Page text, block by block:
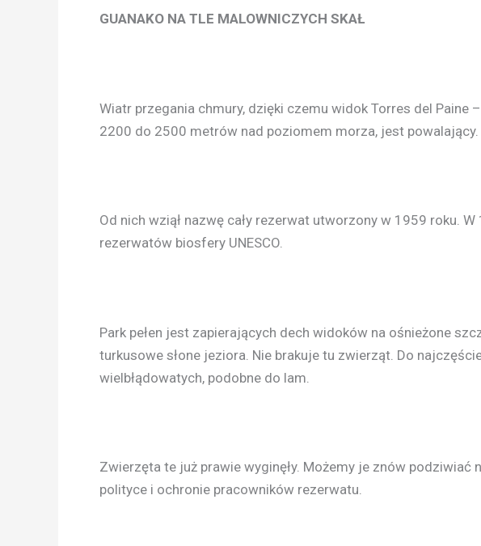
GUANAKO NA TLE MALOWNICZYCH SKAŁ
Wiatr przegania chmury, dzięki czemu widok Torres del Paine
2200 do 2500 metrów nad poziomem morza, jest powalający.
Od nich wziął nazwę cały rezerwat utworzony w 1959 roku.
rezerwatów biosfery UNESCO.
Park pełen jest zapierających dech widoków na ośnieżone
turkusowe słone jeziora. Nie brakuje tu zwierząt. Do
wielbłądowatych, podobne do lam.
Zwierzęta te już prawie wyginęły. Możemy je znów
polityce i ochronie pracowników rezerwatu.